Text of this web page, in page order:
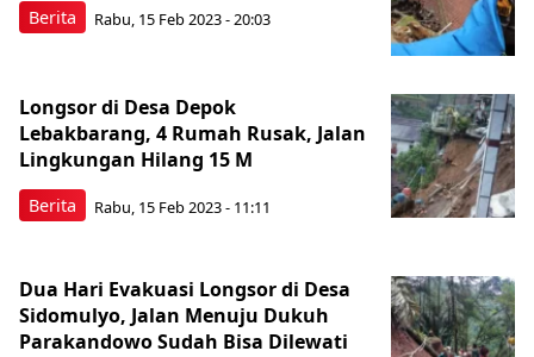
Berita Rabu, 15 Feb 2023 - 20:03
Berita
Longsor di Desa Depok
Lebakbarang, 4 Rumah Rusak, Jalan
Lingkungan Hilang 15 M
Rabu, 15 Feb 2023 - 11:11
Dua Hari Evakuasi Longsor di Desa
Sidomulyo, Jalan Menuju Dukuh
Parakandowo Sudah Bisa Dilewati